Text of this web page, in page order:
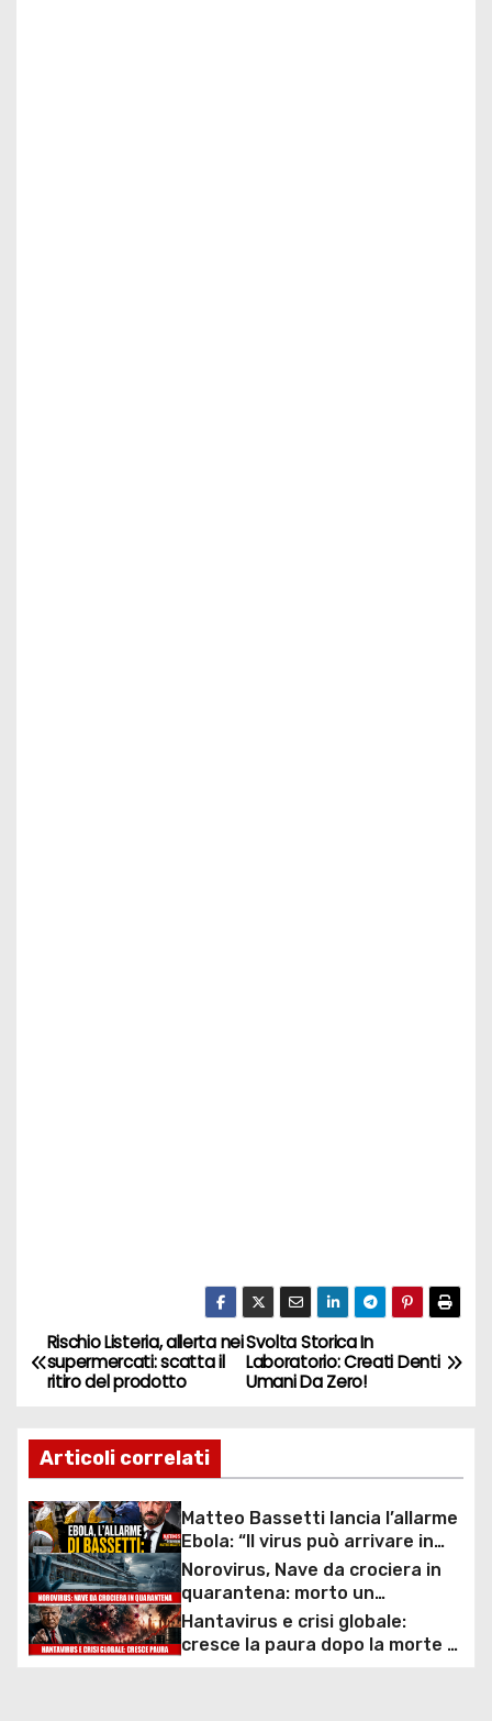
N
a
v
i
g
a
z
Svolta Storica In
Laboratorio: Creati Denti
Umani Da Zero!
Rischio Listeria, allerta nei
supermercati: scatta il
ritiro del prodotto
Articoli correlati
Matteo Bassetti lancia l’allarme
Ebola: “Il virus può arrivare in
Europa in poche ore”
Norovirus, Nave da crociera in
quarantena: morto un
passeggero!
Hantavirus e crisi globale:
cresce la paura dopo la morte di